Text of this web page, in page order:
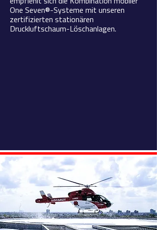
One Seven®-Systeme mit unseren
zertifizierten stationären
Druckluftschaum-Löschanlagen.